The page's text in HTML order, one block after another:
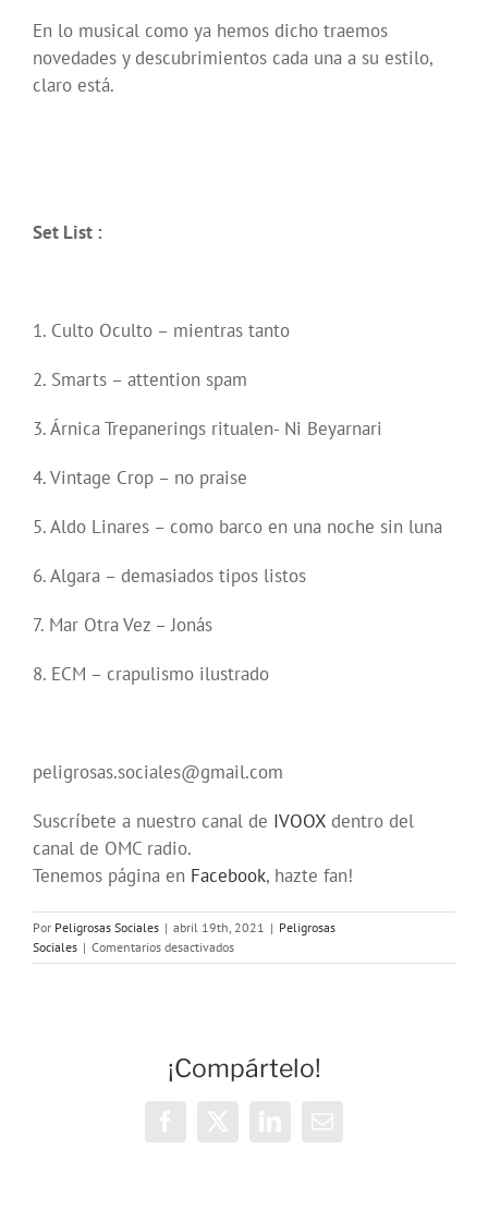
En lo musical como ya hemos dicho traemos
novedades y descubrimientos cada una a su estilo,
claro está.
Set List :
1. Culto Oculto – mientras tanto
2. Smarts – attention spam
3. Árnica Trepanerings ritualen- Ni Beyarnari
4. Vintage Crop – no praise
5. Aldo Linares – como barco en una noche sin luna
6. Algara – demasiados tipos listos
7. Mar Otra Vez – Jonás
8. ECM – crapulismo ilustrado
peligrosas.sociales@gmail.com
Suscríbete a nuestro canal de IVOOX dentro del
canal de OMC radio.
Tenemos página en Facebook, hazte fan!
Por Peligrosas Sociales | abril 19th, 2021 | Peligrosas
Sociales | Comentarios desactivadosen
Programa
de
Peligrosas
¡Compártelo!